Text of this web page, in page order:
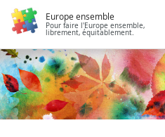
Europe ensemble
Pour faire l'Europe ensemble,
librement, équitablement.